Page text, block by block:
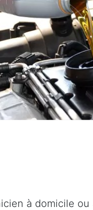
à domicile